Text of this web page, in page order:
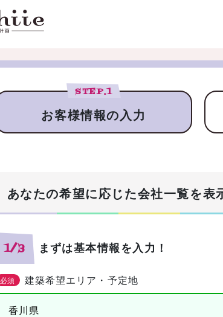
STEP.1
お客様情報の入力
あなたの希望に応じた会社一覧を表
1/3 まずは基本情報を入力！
必須 建築希望エリア・予定地